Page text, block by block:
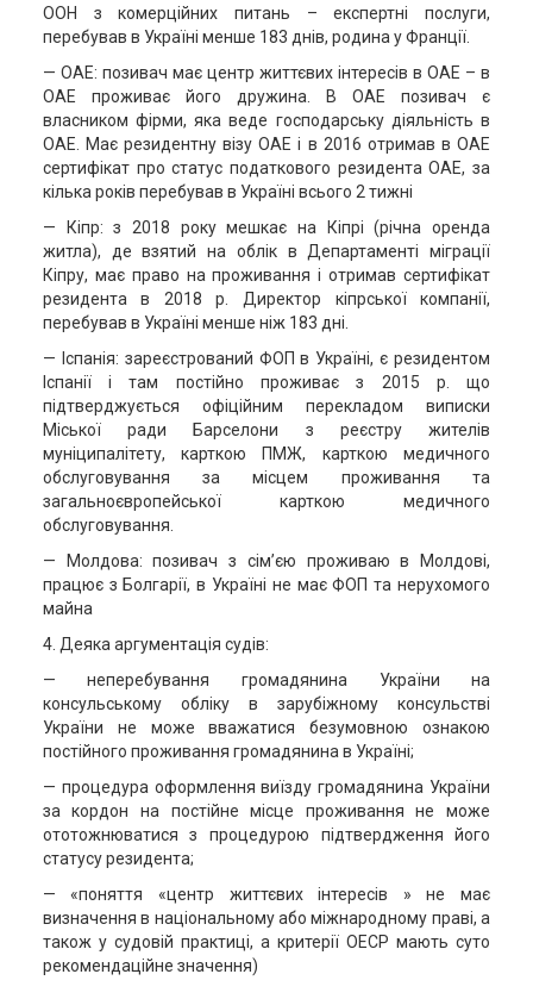
ООН з комерційних питань – експертні послуги,
перебував в Україні менше 183 днів, родина у Франції.
— ОАЕ: позивач має центр життєвих інтересів в ОАЕ – в
ОАЕ проживає його дружина. В ОАЕ позивач є
власником фірми, яка веде господарську діяльність в
ОАЕ. Має резидентну візу ОАЕ і в 2016 отримав в ОАЕ
сертифікат про статус податкового резидента ОАЕ, за
кілька років перебував в Україні всього 2 тижні
— Кіпр: з 2018 року мешкає на Кіпрі (річна оренда
житла), де взятий на облік в Департаменті міграції
Кіпру, має право на проживання і отримав сертифікат
резидента в 2018 р. Директор кіпрської компанії,
перебував в Україні менше ніж 183 дні.
— Іспанія: зареєстрований ФОП в Україні, є резидентом
Іспанії і там постійно проживає з 2015 р. що
підтверджується офіційним перекладом виписки
Міської ради Барселони з реєстру жителів
муніципалітету, карткою ПМЖ, карткою медичного
обслуговування за місцем проживання та
загальноєвропейської карткою медичного
обслуговування.
— Молдова: позивач з сім’єю проживаю в Молдові,
працює з Болгарії, в Україні не має ФОП та нерухомого
майна
4. Деяка аргументація судів:
— неперебування громадянина України на
консульському обліку в зарубіжному консульстві
України не може вважатися безумовною ознакою
постійного проживання громадянина в Україні;
— процедура оформлення виїзду громадянина України
за кордон на постійне місце проживання не може
ототожнюватися з процедурою підтвердження його
статусу резидента;
— «поняття «центр життєвих інтересів » не має
визначення в національному або міжнародному праві, а
також у судовій практиці, а критерії ОЕСР мають суто
рекомендаційне значення)